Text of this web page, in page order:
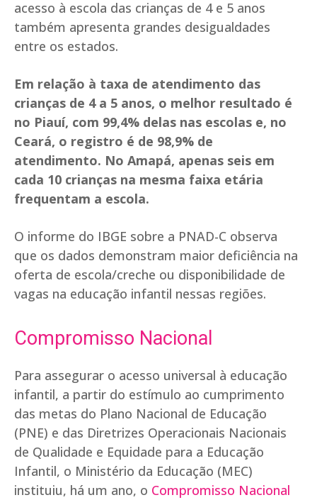
acesso à escola das crianças de 4 e 5 anos
também apresenta grandes desigualdades
entre os estados.
Em relação à taxa de atendimento das
crianças de 4 a 5 anos, o melhor resultado é
no Piauí, com 99,4% delas nas escolas e, no
Ceará, o registro é de 98,9% de
atendimento. No Amapá, apenas seis em
cada 10 crianças na mesma faixa etária
frequentam a escola.
O informe do IBGE sobre a PNAD-C observa
que os dados demonstram maior deficiência na
oferta de escola/creche ou disponibilidade de
vagas na educação infantil nessas regiões.
Compromisso Nacional
Para assegurar o acesso universal à educação
infantil, a partir do estímulo ao cumprimento
das metas do Plano Nacional de Educação
(PNE) e das Diretrizes Operacionais Nacionais
de Qualidade e Equidade para a Educação
Infantil, o Ministério da Educação (MEC)
instituiu, há um ano, o Compromisso Nacional